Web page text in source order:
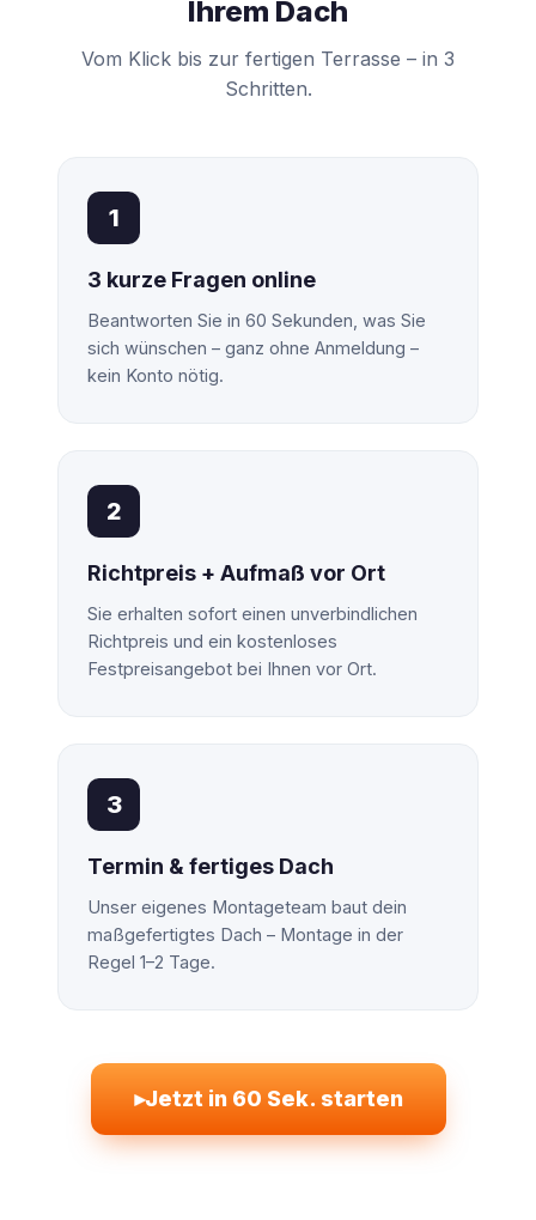
Ihrem Dach
Vom Klick bis zur fertigen Terrasse – in 3
Schritten.
1
3 kurze Fragen online
Beantworten Sie in 60 Sekunden, was Sie
sich wünschen – ganz ohne Anmeldung –
kein Konto nötig.
2
Richtpreis + Aufmaß vor Ort
Sie erhalten sofort einen unverbindlichen
Richtpreis und ein kostenloses
Festpreisangebot bei Ihnen vor Ort.
3
Termin & fertiges Dach
Unser eigenes Montageteam baut dein
maßgefertigtes Dach – Montage in der
Regel 1–2 Tage.
▸Jetzt in 60 Sek. starten